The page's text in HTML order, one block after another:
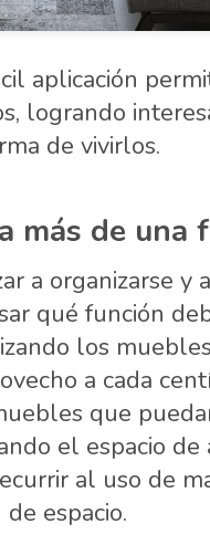
aplicación
logrando
de vivirlos.
más de una
a organizarse y
qué función
los
a cada
que
el espacio de
al uso de
espacio.